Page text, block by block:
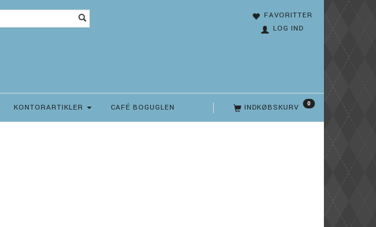
FAVORITTER
LOG IND
INDKØBSKURV 0
KONTORARTIKLER CAFÉ BOGUGLEN